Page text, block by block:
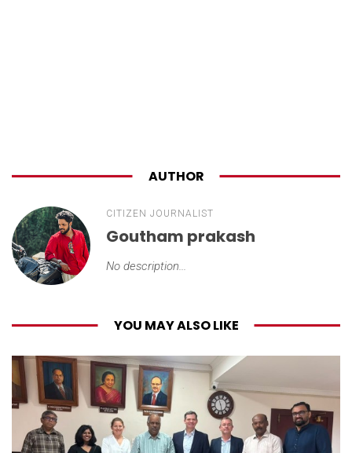
AUTHOR
CITIZEN JOURNALIST
Goutham prakash
No description...
YOU MAY ALSO LIKE